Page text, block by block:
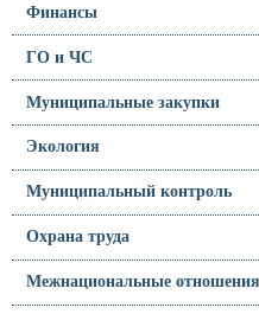
Финансы
ГО и ЧС
Муниципальные закупки
Экология
Муниципальный контроль
Охрана труда
Межнациональные отношения